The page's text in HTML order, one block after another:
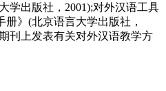
学出版社，2001);对外汉语工具
》(北京语言大学出版社，
刊上发表有关对外汉语教学方